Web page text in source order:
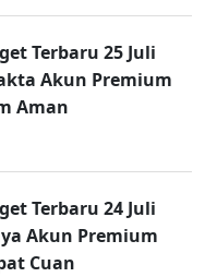
Terbaru 25 Juli
Akun Premium
Aman
Terbaru 24 Juli
Akun Premium
Cuan